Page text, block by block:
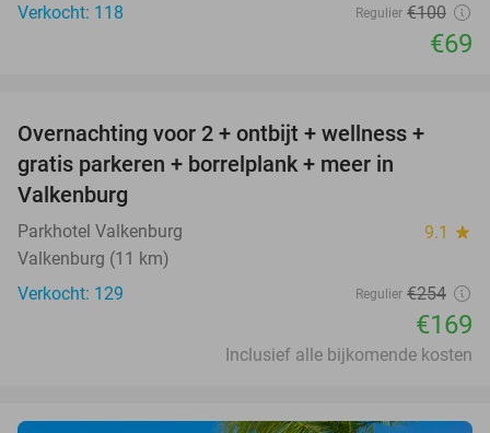
Verkocht: 118
Regulier €100
€69
33%
Overnachting voor 2 + ontbijt + wellness +
gratis parkeren + borrelplank + meer in
Valkenburg
Parkhotel Valkenburg 9.1 star
Valkenburg (11 km)
Verkocht: 129
Regulier €254
€169
Inclusief alle bijkomende kosten